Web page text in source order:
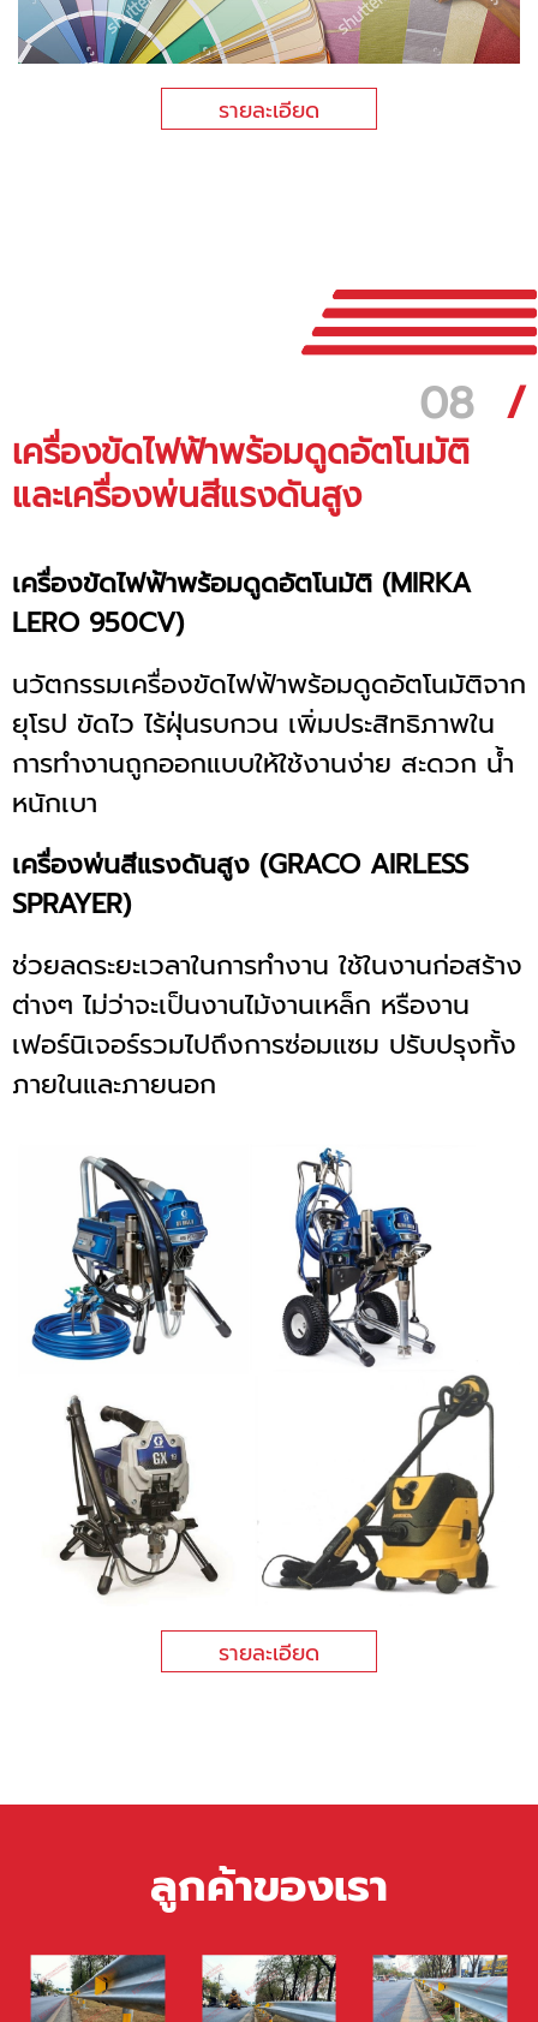
รายละเอียด
08 /
เครื่องขัดไฟฟ้าพร้อมดูดอัตโนมัติ
และเครื่องพ่นสีแรงดันสูง
เครื่องขัดไฟฟ้าพร้อมดูดอัตโนมัติ (MIRKA
LERO 950CV)
นวัตกรรมเครื่องขัดไฟฟ้าพร้อมดูดอัตโนมัติจาก
ยุโรป ขัดไว ไร้ฝุ่นรบกวน เพิ่มประสิทธิภาพใน
การทำงานถูกออกแบบให้ใช้งานง่าย สะดวก น้ำ
หนักเบา
เครื่องพ่นสีแรงดันสูง (GRACO AIRLESS
SPRAYER)
ช่วยลดระยะเวลาในการทำงาน ใช้ในงานก่อสร้าง
ต่างๆ ไม่ว่าจะเป็นงานไม้งานเหล็ก หรืองาน
เฟอร์นิเจอร์รวมไปถึงการซ่อมแซม ปรับปรุงทั้ง
ภายในและภายนอก
รายละเอียด
ลูกค้าของเรา